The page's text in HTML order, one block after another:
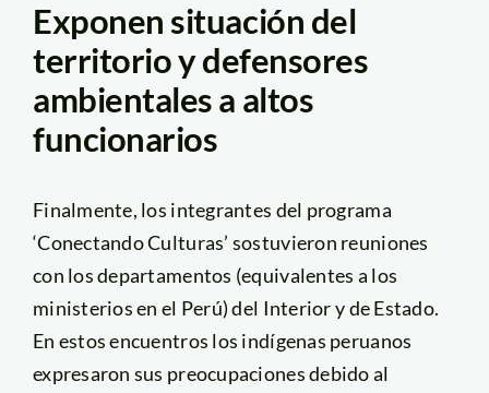
Exponen situación del
territorio y defensores
ambientales a altos
funcionarios
Finalmente, los integrantes del programa
‘Conectando Culturas’ sostuvieron reuniones
con los departamentos (equivalentes a los
ministerios en el Perú) del Interior y de Estado.
En estos encuentros los indígenas peruanos
expresaron sus preocupaciones debido al